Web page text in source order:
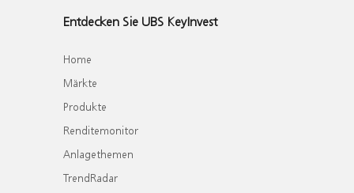
Entdecken Sie UBS KeyInvest
Home
Märkte
Produkte
Renditemonitor
Anlagethemen
TrendRadar